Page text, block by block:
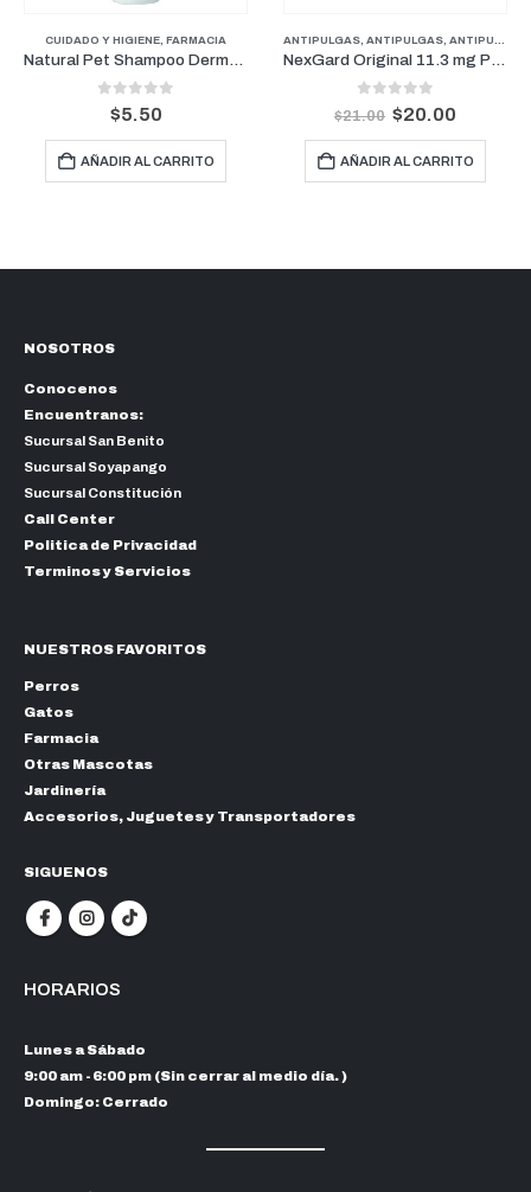
,PERROS,PROMOCIONES
Natural Pet Shampoo Dermatitis y Piel Sensible 16 oz
ANTIPULGAS,ANTIPULGAS ANTIPULGAS PERROS PESOS PEQUEÑOS
NexGard Original 11.3 mg Perros De 2 kg a 4 kg (1 Mes)
$
AÑADIR AL CARRITO
CARDIOLÓGICOS ,
0out of
$15.00
SELECCIONAR
NOSOTROS
Conocenos
Encuentranos:
Sucursal San Benito
Sucursal Soyapango
Sucursal Constitución
Call Center
Politica de Privacidad
Terminos y Servicios
NUESTROS FAVORITOS
Perros
Gatos
Farmacia
Otras Mascotas
Jardinería
Accesorios, Juguetes y Transportadores
SIGUENOS
HORARIOS
Lunes a Sábado
9:00 am - 6:00 pm (Sin cerrar al medio día. )
Domingo: Cerrado